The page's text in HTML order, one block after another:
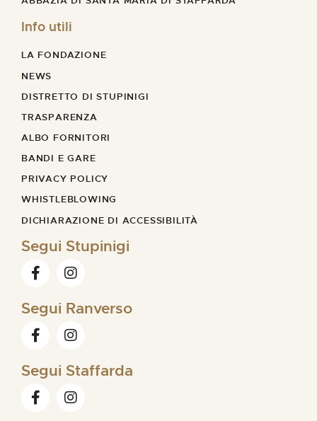
Info utili
LA FONDAZIONE
NEWS
DISTRETTO DI STUPINIGI
TRASPARENZA
ALBO FORNITORI
BANDI E GARE
PRIVACY POLICY
WHISTLEBLOWING
DICHIARAZIONE DI ACCESSIBILITÀ
Segui Stupinigi
Segui Ranverso
Segui Staffarda